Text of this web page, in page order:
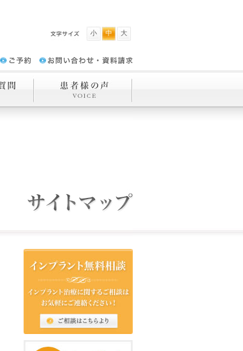
小 中 大